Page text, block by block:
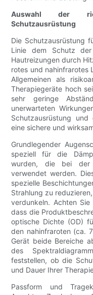
Auswahl der
Schutzausrüstung
Die Schutzausrüstung
Linie dem Schutz
Hautreizungen durch
rotes und nahinfrarotes
Allgemeinen als
Therapiegeräte hoch
sehr geringe
unerwarteten
Schutzausrüstung
eine sichere und
Grundlegender
speziell für die
wurden, die bei der
verwendet werden.
spezielle
Strahlung zu
verdunkeln. Achten
dass die
optische Dichte (OD)
den nahinfraroten (ca.
Gerät beide Bereiche
des
feststellen, ob die
und Dauer Ihrer
Passform und